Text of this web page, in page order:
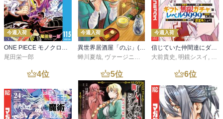
今週入荷
ONE PIECE モノクロ版 115
尾田栄一郎
今週入荷
異世界居酒屋「のぶ」(22)
蝉川夏哉, ヴァージニア二等兵 ,転
今週入荷
信じていた仲間達にダンジョン奥地で殺されかけたがギフト『無限ガチャ』でレベル９９９９の仲間達を手に入れて元パーティーメンバーと世界に復讐＆『ざまぁ！』します！（２３）
大前貴史 , 明鏡シスイ , ｔ
4位 5位 6位